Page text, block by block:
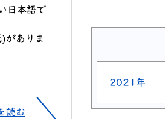
日本語で
がありま
読む
2021年